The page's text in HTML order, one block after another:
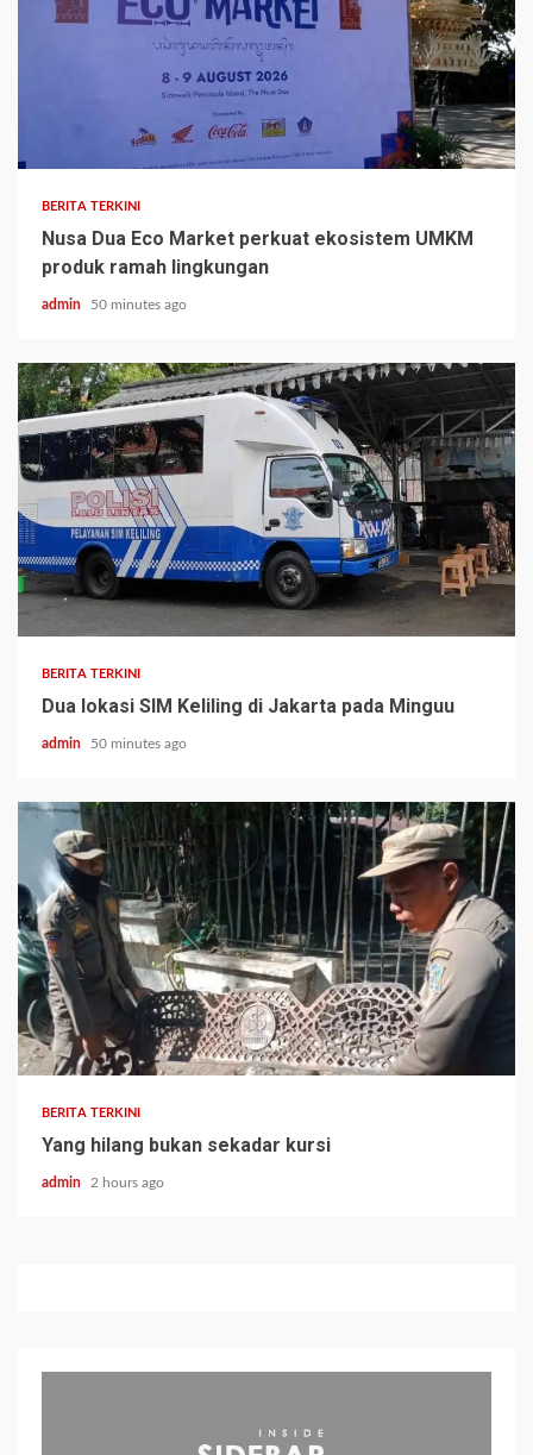
BERITA TERKINI
Nusa Dua Eco Market perkuat ekosistem UMKM
produk ramah lingkungan
admin 50 minutes ago
BERITA TERKINI
Dua lokasi SIM Keliling di Jakarta pada Minguu
admin 50 minutes ago
BERITA TERKINI
Yang hilang bukan sekadar kursi
admin 2 hours ago